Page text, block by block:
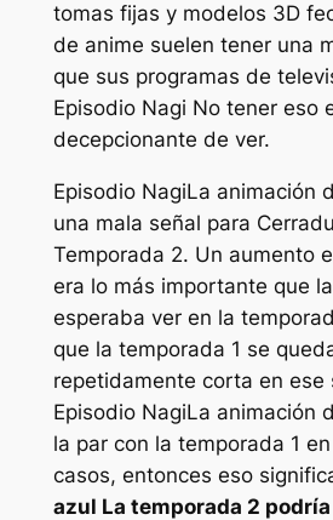
tomas fijas y modelos 3D
de anime suelen tener una
que sus programas de
Episodio Nagi No tener eso
decepcionante de ver.
Episodio NagiLa animación
una mala señal para
Temporada 2. Un aumento
era lo más importante que
esperaba ver en la
que la temporada 1 se
repetidamente corta en ese
Episodio NagiLa animación
la par con la temporada 1
casos, entonces eso
azul La temporada 2